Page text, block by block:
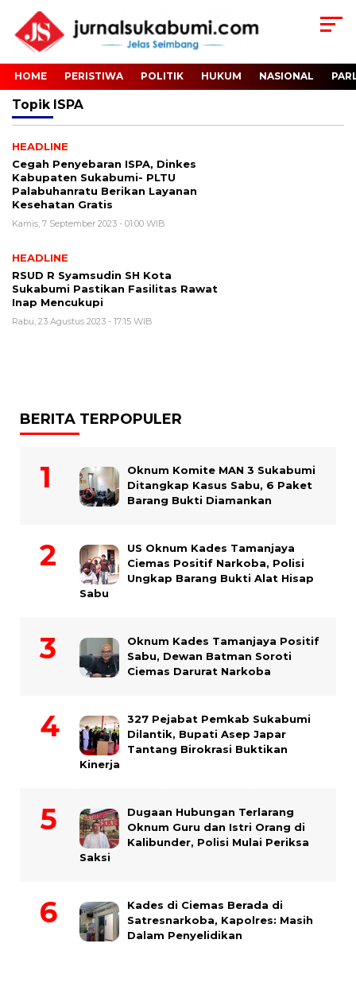
HOME PERISTIWA POLITIK HUKUM NASIONAL
Topik ISPA
HEADLINE
Cegah Penyebaran ISPA, Dinkes
Kabupaten Sukabumi- PLTU
Palabuhanratu Berikan Layanan
Kesehatan Gratis
Kamis, 7 September 2023 - 01:00 WIB
HEADLINE
RSUD R Syamsudin SH Kota
Sukabumi Pastikan Fasilitas Rawat
Inap Mencukupi
Rabu, 23 Agustus 2023 - 17:15 WIB
BERITA TERPOPULER
Oknum Komite MAN 3 Sukabumi
Ditangkap Kasus Sabu, 6 Paket
Barang Bukti Diamankan
US Oknum Kades Tamanjaya
Ciemas Positif Narkoba, Polisi
Ungkap Barang Bukti Alat Hisap
Sabu
Oknum Kades Tamanjaya Positif
Sabu, Dewan Batman Soroti
Ciemas Darurat Narkoba
327 Pejabat Pemkab Sukabumi
Dilantik, Bupati Asep Japar
Tantang Birokrasi Buktikan
Kinerja
Dugaan Hubungan Terlarang
Oknum Guru dan Istri Orang di
Kalibunder, Polisi Mulai Periksa
Saksi
Kades di Ciemas Berada di
Satresnarkoba, Kapolres: Masih
Dalam Penyelidikan